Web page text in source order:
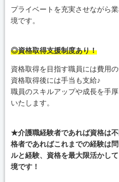
プライベートを充実させながら
境です。
◎資格取得支援制度あり！
資格取得を目指す職員には費用の
資格取得後には手当も支給♪
職員のスキルアップや成長を手
いたします。
★介護職経験者であれば資格は
格者であればこれまでの経験は
ルと経験、資格を最大限活かし
境です！